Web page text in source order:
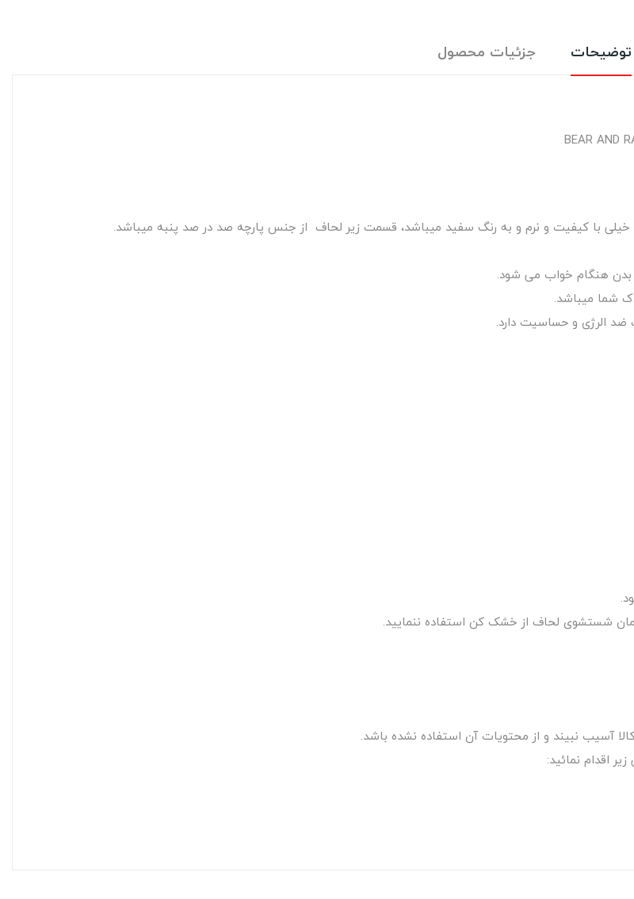
توضیحات جزئیات محصول
با کیفیت و نرم و به رنگ سفید میباشد، قسمت زیر لحاف از جنس پارچه صد در صد پنبه میباشد.
بدن هنگام خواب می شود.
ضد الرژی و حساسیت دارد.
شستشوی لحاف از خشک کن استفاده ننمایید.
اقدام نمائید: